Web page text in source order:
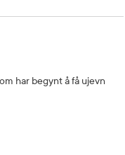
har begynt å få ujevn